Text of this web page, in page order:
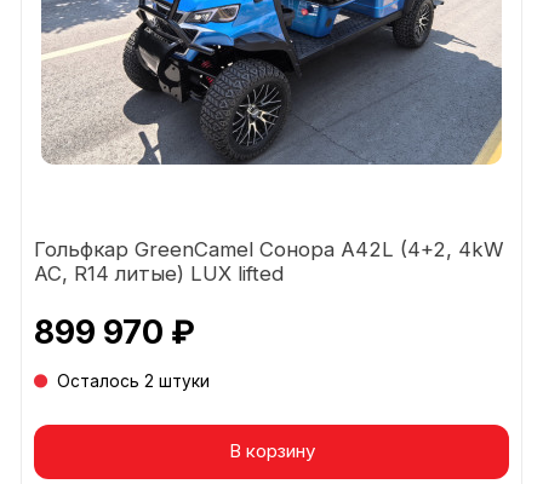
Гольфкар GreenCamel Сонора A42L (4+2, 4kW
AC, R14 литые) LUX lifted
899 970 ₽
Осталось 2 штуки
В корзину